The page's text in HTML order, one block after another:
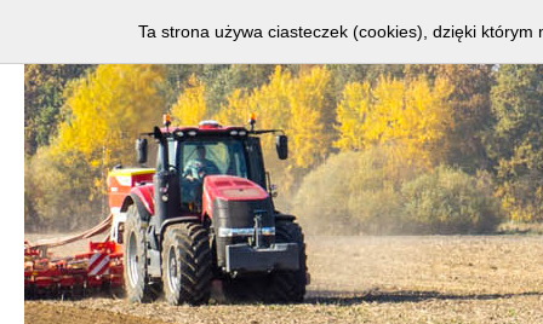
Ta strona używa ciasteczek (cookies), dzięki którym